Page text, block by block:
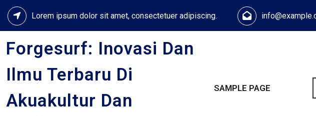
Skip
content
Lorem ipsum dolor sit amet, consectetuer adipiscing.
Forgesurf: Inovasi Dan
Ilmu Terbaru Di
Akuakultur Dan
SAMPLE PAGE